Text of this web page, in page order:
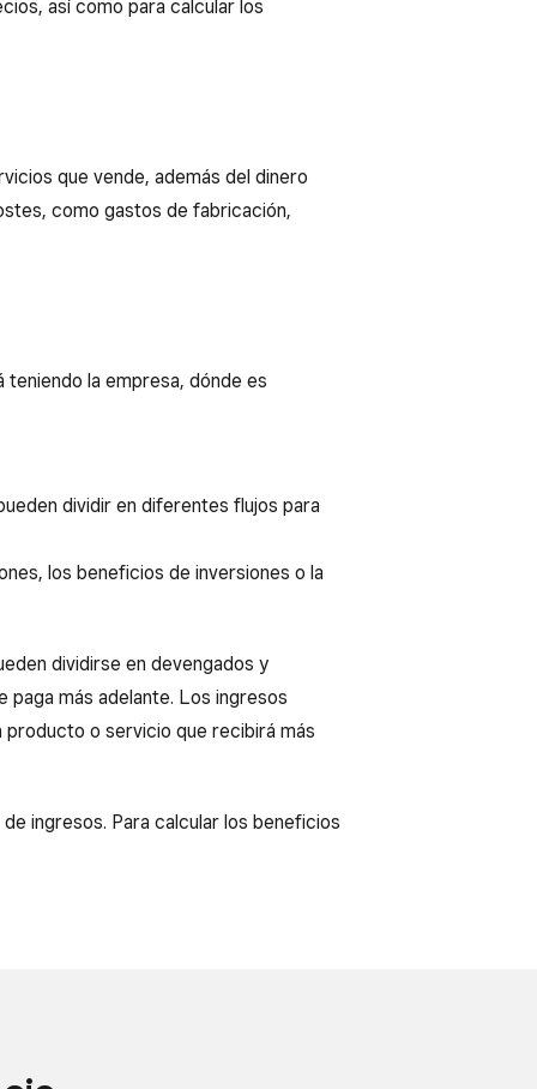
así como para calcular los
que vende, además del dinero
como gastos de fabricación,
la empresa, dónde es
dividir en diferentes flujos para
los beneficios de inversiones o la
dividirse en devengados y
más adelante. Los ingresos
producto o servicio que recibirá más
ingresos. Para calcular los beneficios